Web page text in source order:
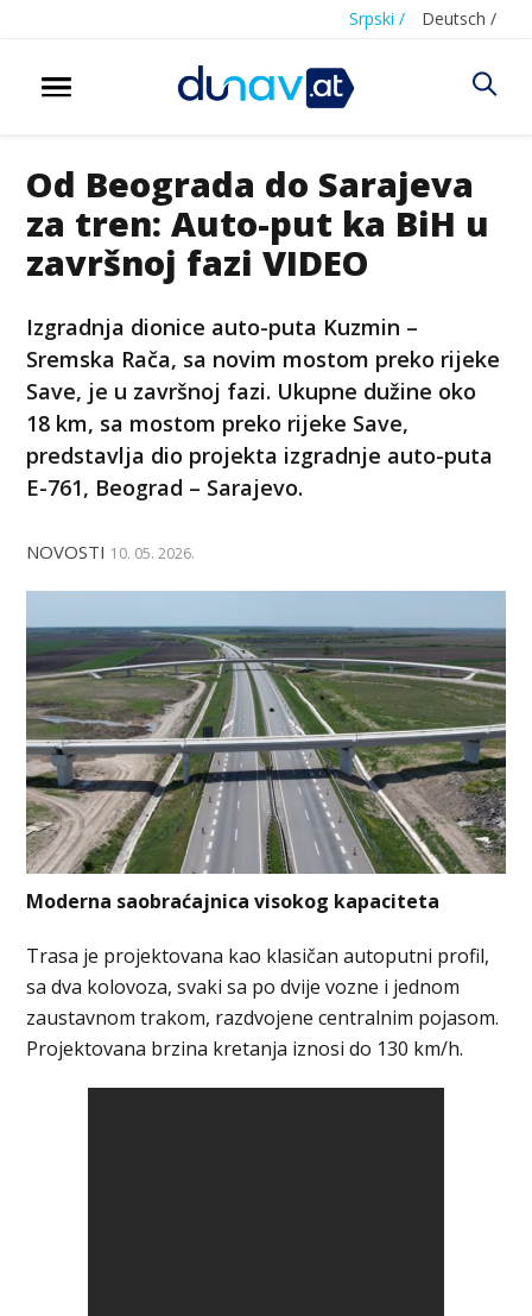
Srpski / Deutsch /
Od Beograda do Sarajeva
za tren: Auto-put ka BiH u
završnoj fazi VIDEO
Izgradnja dionice auto-puta Kuzmin –
Sremska Rača, sa novim mostom preko rijeke
Save, je u završnoj fazi. Ukupne dužine oko
18 km, sa mostom preko rijeke Save,
predstavlja dio projekta izgradnje auto-puta
E-761, Beograd – Sarajevo.
NOVOSTI 10. 05. 2026.
Moderna saobraćajnica visokog kapaciteta
Trasa je projektovana kao klasičan autoputni profil,
sa dva kolovoza, svaki sa po dvije vozne i jednom
zaustavnom trakom, razdvojene centralnim pojasom.
Projektovana brzina kretanja iznosi do 130 km/h.